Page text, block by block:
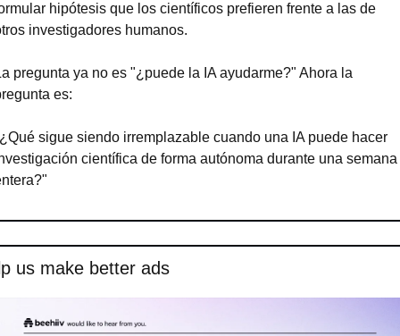
hipótesis que los científicos prefieren frente a las de
investigadores humanos.
pregunta ya no es "¿puede la IA ayudarme?" Ahora la
es:
sigue siendo irremplazable cuando una IA puede hacer
científica de forma autónoma durante una semana
us make better ads